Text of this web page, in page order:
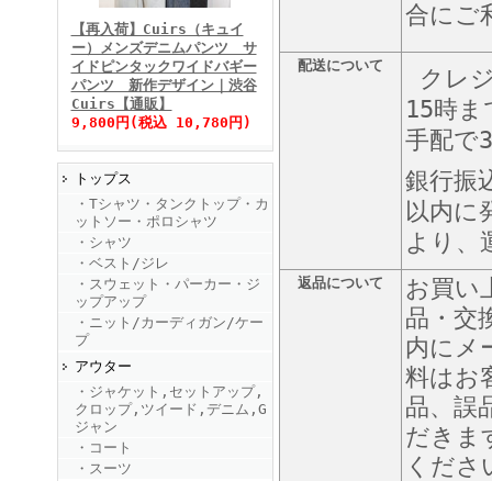
FINEBOYS2025年10月号
FINEBOYS2025年9月号
【再入荷】Cuirs（キュイ
ー）メンズデニムパンツ サ
イドピンタックワイドバギー
パンツ 新作デザイン｜渋谷
Cuirs【通販】
9,800円(税込 10,780円)
トップス
・Tシャツ・タンクトップ・カ
ットソー・ポロシャツ
・シャツ
・ベスト/ジレ
・スウェット・パーカー・ジ
ップアップ
・ニット/カーディガン/ケー
プ
アウター
・ジャケット,セットアップ,
クロップ,ツイード,デニム,G
ジャン
・コート
・スーツ
合にご
配送について
クレ
15時ま
手配で
銀行振
以内に
より、
返品について
お買い
品・交
内にメ
料はお
品、誤
だきま
くださ